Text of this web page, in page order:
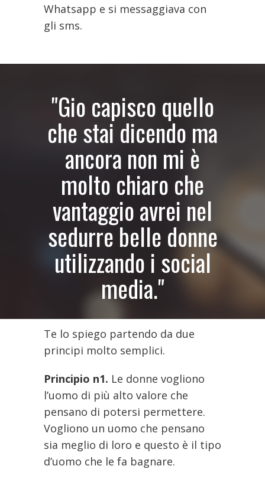
Whatsapp e si messaggiava con
gli sms.
"Gio capisco quello
che stai dicendo ma
ancora non mi è
molto chiaro che
vantaggio avrei nel
sedurre belle donne
utilizzando i social
media."
Te lo spiego partendo da due
principi molto semplici.
Principio n1. Le donne vogliono
l’uomo di più alto valore che
pensano di potersi permettere.
Vogliono un uomo che pensano
sia meglio di loro e questo è il tipo
d’uomo che le fa bagnare.